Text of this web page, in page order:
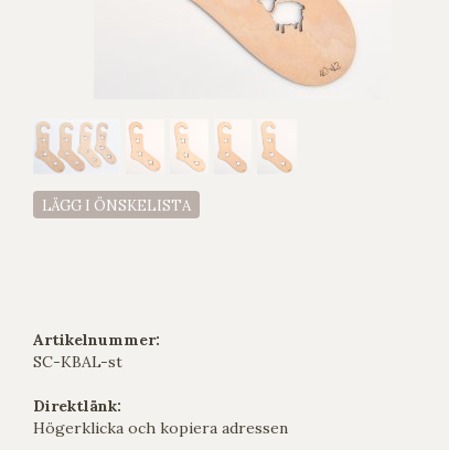
LÄGG I ÖNSKELISTA
Artikelnummer:
SC-KBAL-st
Direktlänk:
Högerklicka och kopiera adressen